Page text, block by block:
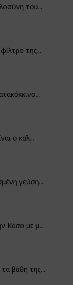
του...
της...
ο καλ...
γεύση...
Κάσο με μ...
βάθη της...